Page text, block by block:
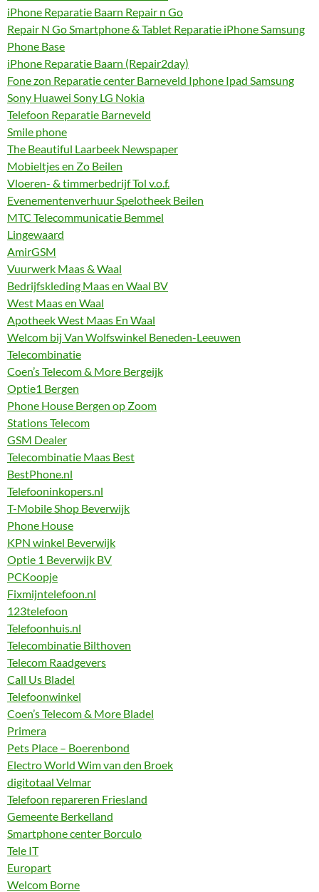
iPhone Reparatie Baarn Repair n Go
Repair N Go Smartphone & Tablet Reparatie iPhone Samsung
Phone Base
iPhone Reparatie Baarn (Repair2day)
Fone zon Reparatie center Barneveld Iphone Ipad Samsung
Sony Huawei Sony LG Nokia
Telefoon Reparatie Barneveld
Smile phone
The Beautiful Laarbeek Newspaper
Mobieltjes en Zo Beilen
Vloeren- & timmerbedrijf Tol v.o.f.
Evenementenverhuur Spelotheek Beilen
MTC Telecommunicatie Bemmel
Lingewaard
AmirGSM
Vuurwerk Maas & Waal
Bedrijfskleding Maas en Waal BV
West Maas en Waal
Apotheek West Maas En Waal
Welcom bij Van Wolfswinkel Beneden-Leeuwen
Telecombinatie
Coen’s Telecom & More Bergeijk
Optie1 Bergen
Phone House Bergen op Zoom
Stations Telecom
GSM Dealer
Telecombinatie Maas Best
BestPhone.nl
Telefooninkopers.nl
T-Mobile Shop Beverwijk
Phone House
KPN winkel Beverwijk
Optie 1 Beverwijk BV
PCKoopje
Fixmijntelefoon.nl
123telefoon
Telefoonhuis.nl
Telecombinatie Bilthoven
Telecom Raadgevers
Call Us Bladel
Telefoonwinkel
Coen’s Telecom & More Bladel
Primera
Pets Place – Boerenbond
Electro World Wim van den Broek
digitotaal Velmar
Telefoon repareren Friesland
Gemeente Berkelland
Smartphone center Borculo
Tele IT
Europart
Welcom Borne